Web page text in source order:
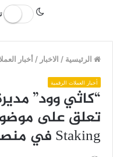
الرئيسية / الاخبار /أخبار
أخبار العملات الرقمية
تعلق على
Staking في منصات التداول الأمريكية